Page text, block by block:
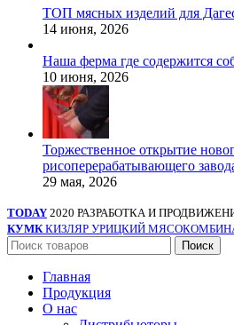
ТОП мясных изделий для
14 июня, 2026
Наша ферма где содержится
10 июня, 2026
Торжественное открытие
рисоперерабатывающего
29 мая, 2026
TODAY 2020 РАЗРАБОТКА И
КУМК КИЗЛЯР УРИЦКИЙ
Поиск
Главная
Продукция
О нас